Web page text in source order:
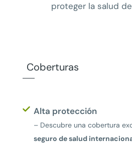
proteger la salud
Coberturas
Alta protección
– Descubre una cobertura
seguro de salud